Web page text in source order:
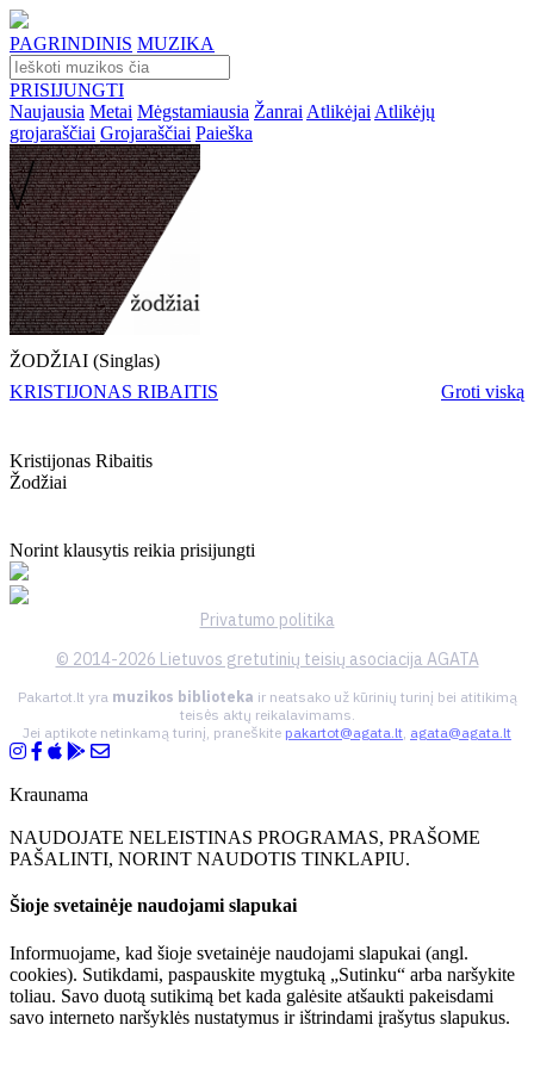
PAGRINDINIS MUZIKA
PRISIJUNGTI
Naujausia Metai Mėgstamiausia Žanrai Atlikėjai Atlikėjų
grojaraščiai Grojaraščiai Paieška
ŽODŽIAI (Singlas)
KRISTIJONAS RIBAITIS
Groti viską
Kristijonas Ribaitis
Žodžiai
Norint klausytis reikia prisijungti
Privatumo politika
© 2014-2026 Lietuvos gretutinių teisių asociacija AGATA
Pakartot.lt yra muzikos biblioteka ir neatsako už kūrinių turinį bei atitikimą
teisės aktų reikalavimams.
Jei aptikote netinkamą turinį, praneškite pakartot@agata.lt, agata@agata.lt
Kraunama
NAUDOJATE NELEISTINAS PROGRAMAS, PRAŠOME
PAŠALINTI, NORINT NAUDOTIS TINKLAPIU.
Šioje svetainėje naudojami slapukai
Informuojame, kad šioje svetainėje naudojami slapukai (angl.
cookies). Sutikdami, paspauskite mygtuką „Sutinku“ arba naršykite
toliau. Savo duotą sutikimą bet kada galėsite atšaukti pakeisdami
savo interneto naršyklės nustatymus ir ištrindami įrašytus slapukus.